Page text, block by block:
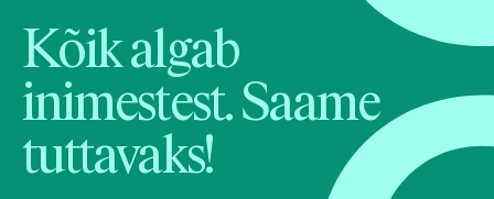
Kõik algab
inimestest. Saame
tuttavaks!